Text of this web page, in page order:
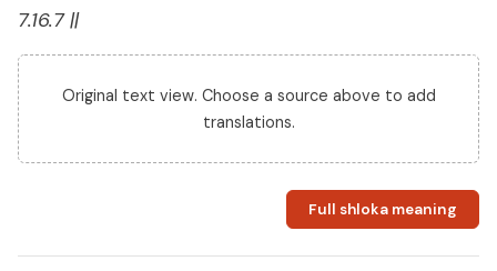
7.16.7 ||
Original text view. Choose a source above to add
translations.
Full shloka meaning